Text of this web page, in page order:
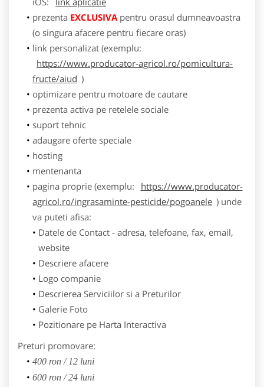
prezenta EXCLUSIVApentru orasul dumneavoastra
(o singura afacere pentru fiecare oras)
link personalizat (exemplu:
https://www.producator-agricol.ro/pomicultura-
fructe/aiud )
optimizare pentru motoare de cautare
prezenta activa pe retelele sociale
suport tehnic
adaugare oferte speciale
hosting
mentenanta
pagina proprie (exemplu:
https://www.producator-
agricol.ro/ingrasaminte-pesticide/pogoanele ) unde
va puteti afisa:
Datele de Contact - adresa, telefoane, fax, email,
website
Descriere afacere
Logo companie
Descrierea Serviciilor si a Preturilor
Galerie Foto
Pozitionare pe Harta Interactiva
Preturi promovare:
400 ron / 12 luni
600 ron / 24 luni